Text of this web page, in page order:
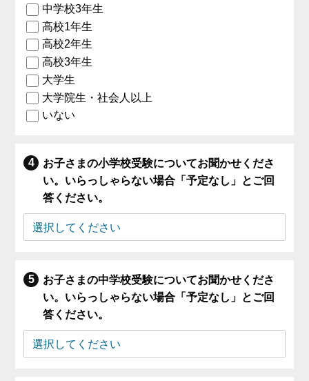
中学校3年生
高校1年生
高校2年生
高校3年生
大学生
大学院生・社会人以上
いない
お子さまの小学校受験についてお聞かせくださ
い。いらっしゃらない場合「予定なし」とご回
答ください。
お子さまの中学校受験についてお聞かせくださ
い。いらっしゃらない場合「予定なし」とご回
答ください。